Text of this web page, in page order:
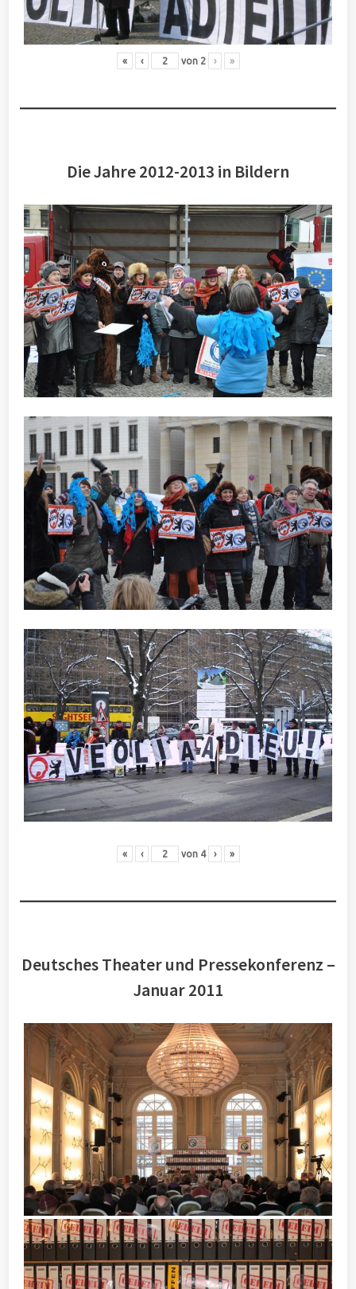
« ‹ von 2 › »
Die Jahre 2012-2013 in Bildern
« ‹ von 4 › »
Deutsches Theater und Pressekonferenz –
Januar 2011